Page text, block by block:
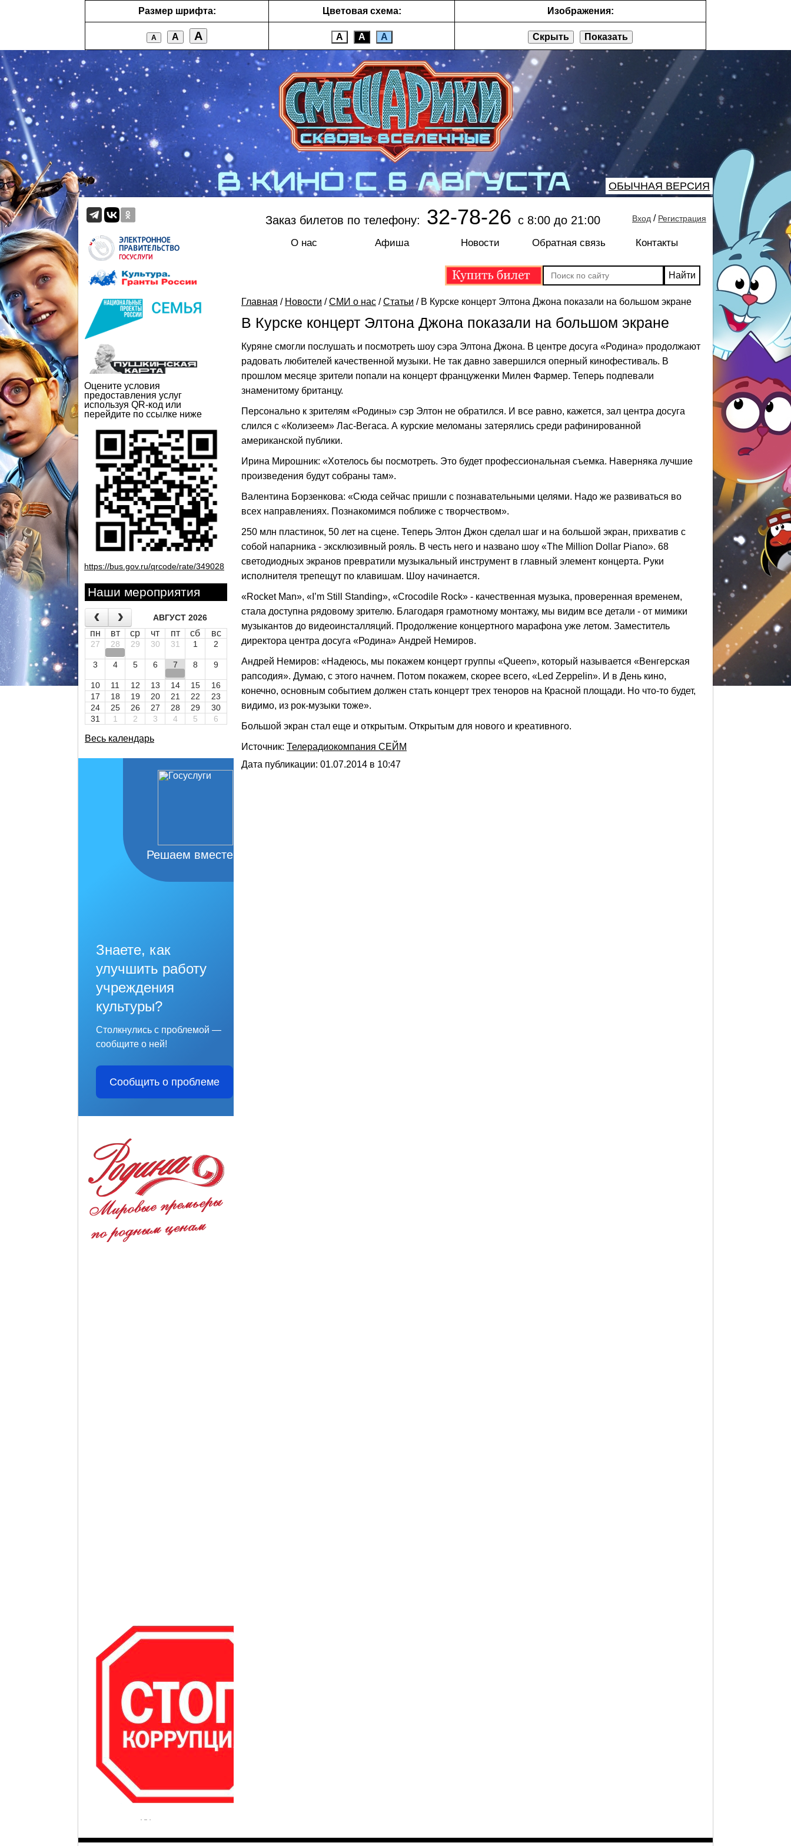
Размер шрифта: Цветовая схема: Изображения:
А А А А А А Скрыть Показать
ОБЫЧНАЯ ВЕРСИЯ
Оцените условия
предоставления услуг
используя QR-код или
перейдите по ссылке ниже
https://bus.gov.ru/qrcode/rate/349028
Наши мероприятия
АВГУСТ 2026
пн вт ср чт пт сб вс
27 28 29 30 31 1 2
3 4 5 6 7 8 9
10 11 12 13 14 15
16
17
18 19 20 21 22
23
24
25 26 27 28 29
30
31
1 2 3 4 5 6
Весь календарь
Решаем вместе
Знаете, как
улучшить работу
учреждения
культуры?
Столкнулись с проблемой —
сообщите о ней!
Сообщить о проблеме
Заказ билетов по телефону: 32-78-26 с 8:00 до 21:00 Вход / Регистрация
О нас Афиша Новости Обратная связь Контакты
Главная / Новости / СМИ о нас / Статьи / В Курске концерт Элтона Джона показали на большом экране
В Курске концерт Элтона Джона показали на большом экране
Куряне смогли послушать и посмотреть шоу сэра Элтона Джона. В центре досуга «Родина» продолжают
радовать любителей качественной музыки. Не так давно завершился оперный кинофестиваль. В
прошлом месяце зрители попали на концерт француженки Милен Фармер. Теперь подпевали
знаменитому британцу.
Персонально к зрителям «Родины» сэр Элтон не обратился. И все равно, кажется, зал центра досуга
слился с «Колизеем» Лас-Вегаса. А курские меломаны затерялись среди рафинированной
американской публики.
Ирина Мирошник: «Хотелось бы посмотреть. Это будет профессиональная съемка. Наверняка лучшие
произведения будут собраны там».
Валентина Борзенкова: «Сюда сейчас пришли с познавательными целями. Надо же развиваться во
всех направлениях. Познакомимся поближе с творчеством».
250 млн пластинок, 50 лет на сцене. Теперь Элтон Джон сделал шаг и на большой экран, прихватив с
собой напарника - эксклюзивный рояль. В честь него и названо шоу «The Million Dollar Piano». 68
светодиодных экранов превратили музыкальный инструмент в главный элемент концерта. Руки
исполнителя трепещут по клавишам. Шоу начинается.
«Rocket Man», «I’m Still Standing», «Crocodile Rock» - качественная музыка, проверенная временем,
стала доступна рядовому зрителю. Благодаря грамотному монтажу, мы видим все детали - от мимики
музыкантов до видеоинсталляций. Продолжение концертного марафона уже летом. Заместитель
директора центра досуга «Родина» Андрей Немиров.
Андрей Немиров: «Надеюсь, мы покажем концерт группы «Queen», который называется «Венгерская
рапсодия». Думаю, с этого начнем. Потом покажем, скорее всего, «Led Zeppelin». И в День кино,
конечно, основным событием должен стать концерт трех теноров на Красной площади. Но что-то будет,
видимо, из рок-музыки тоже».
Большой экран стал еще и открытым. Открытым для нового и креативного.
Источник: Телерадиокомпания СЕЙМ
Дата публикации: 01.07.2014 в 10:47